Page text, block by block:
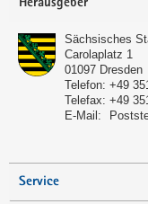
Herausgeber
Sächsisches
Carolaplatz 1
01097 Dresden
Telefon: +49
Telefax: +49
E-Mail:
Service